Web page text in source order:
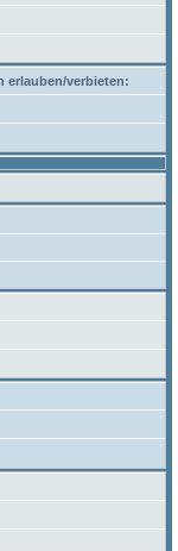
erlauben/verbieten: